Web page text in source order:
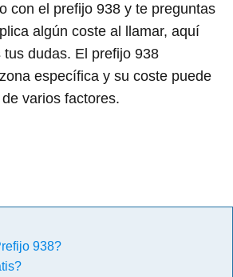
con el prefijo 938 y te preguntas
algún coste al llamar, aquí
dudas. El prefijo 938
específica y su coste puede
varios factores.
938?